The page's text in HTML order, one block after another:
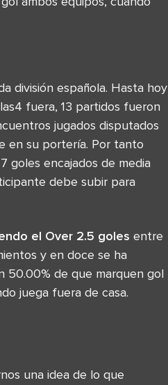
división española. Hasta hoy
fuera, 13 partidos fueron
jugados disputados
en su portería. Por tanto
goles encajados de media
debe subir para
el Over 2.5 goles entre
y en doce se ha
50.00% de que marquen gol
juega fuera de casa.
una idea de lo que